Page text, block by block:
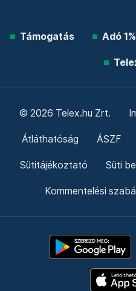
Támogatás Adó
© 2026 Telex.hu Zrt.
Átláthatóság ÁSZF
Sütitájékoztató Süti
Kommentelési